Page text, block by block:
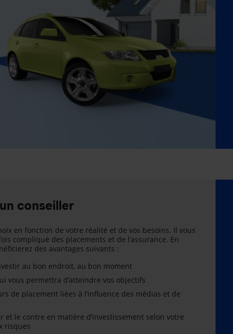
conseiller
en fonction de votre réalité et de vos besoins. Il vous
compliqué des placements et de l’assurance. En
des avantages suivants :
au bon endroit, au bon moment
vous permettra d’atteindre vos objectifs
de placement liées à l’influence des médias et de
le contre en matière d’investissement selon votre
risques